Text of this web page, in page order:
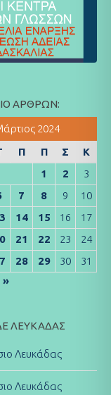
ΆΡΘΡΩΝ:
2024
Π Π Σ
Κ
1
2
3
7 8 9
10
14 15 16
17
21 22 23
24
28 29 30
31
»
ΛΕΥΚΆΔΑΣ
Λευκάδας
Λευκάδας